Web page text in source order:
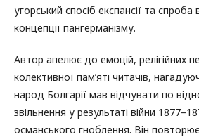
угорський спосіб експансії та
концепції пангерманізму.
Автор апелює до емоцій, релігійних
колективної пам’яті читачів,
народ Болгарії мав відчувати по
звільнення у результаті війни
османського гноблення. Він